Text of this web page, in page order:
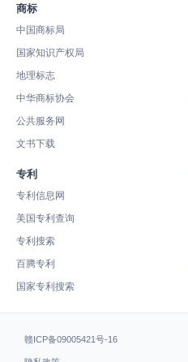
商标
中国商标局
国家知识产权局
地理标志
中华商标协会
公共服务网
文书下载
专利
专利信息网
美国专利查询
专利搜索
百腾专利
国家专利搜索
赣ICP备09005421号-16